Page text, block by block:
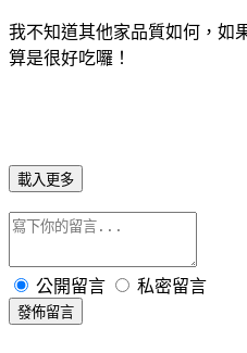
我不知道其他家品質如何，如
算是很好吃囉！
載入更多
公開留言 私密留言
發佈留言